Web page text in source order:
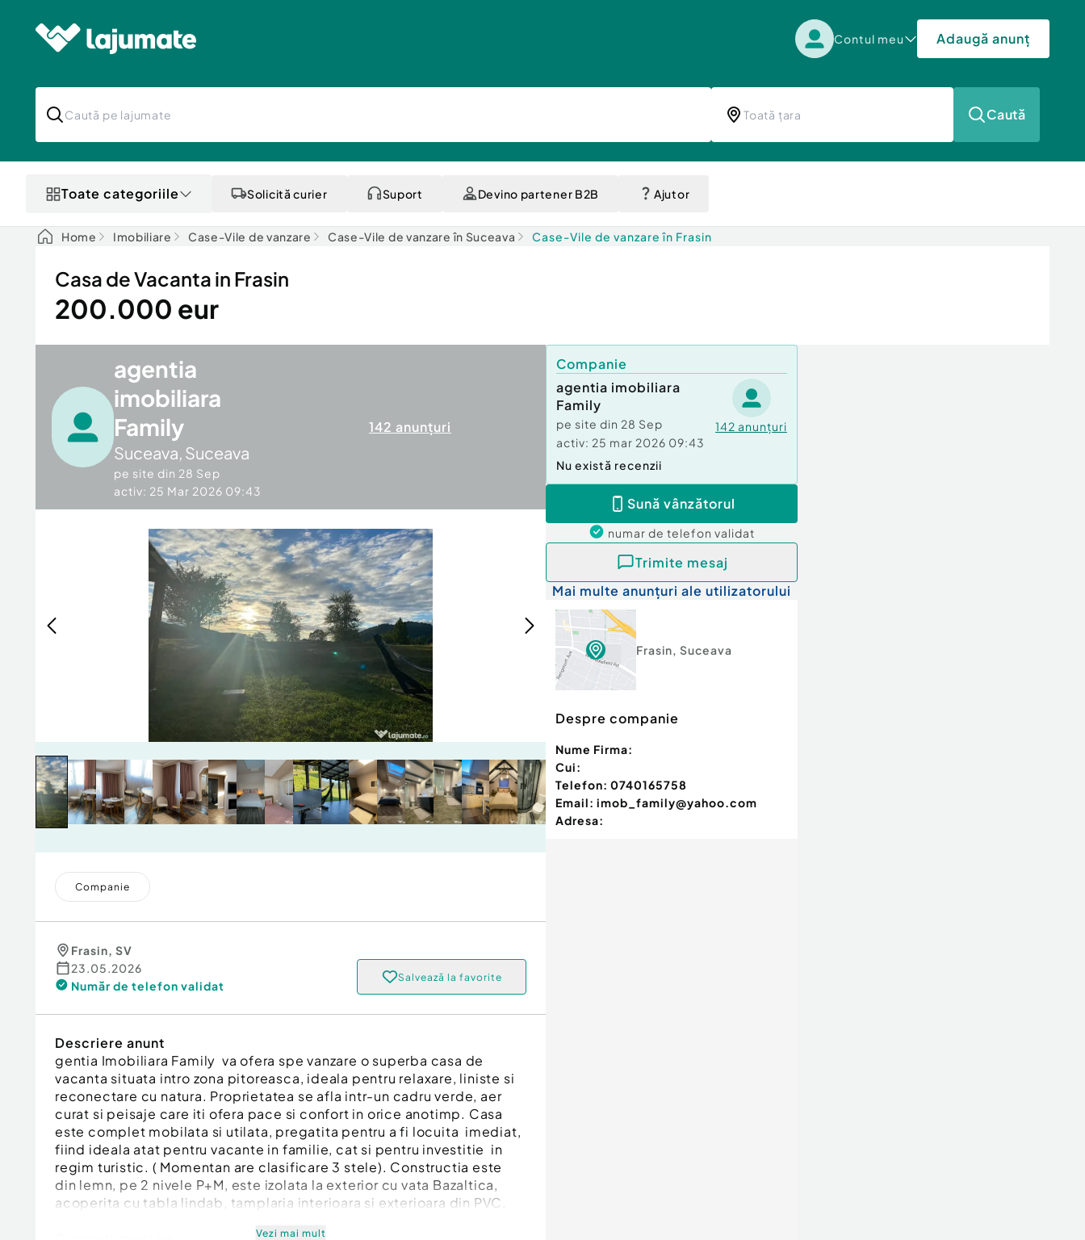
Contul meu Adaugă anunț
Caută
Toate categoriile Solicită curier Suport Devino partener B2B Ajutor
Home Imobiliare Case-Vile de vanzare Case-Vile de vanzare în Suceava Case-Vile de vanzare în Frasin
Casa de Vacanta in Frasin
200.000 eur
agentia
imobiliara
Family
Suceava, Suceava
pe site din 28 Sep
activ: 25 Mar 2026 09:43
142 anunțuri
Companie
Frasin, SV
23.05.2026
Număr de telefon validat
Salvează la favorite
Descriere anunt
gentia Imobiliara Family va ofera spe vanzare o superba casa de
vacanta situata intro zona pitoreasca, ideala pentru relaxare, liniste si
reconectare cu natura. Proprietatea se afla intr-un cadru verde, aer
curat si peisaje care iti ofera pace si confort in orice anotimp. Casa
este complet mobilata si utilata, pregatita pentru a fi locuita imediat,
fiind ideala atat pentru vacante in familie, cat si pentru investitie in
regim turistic. ( Momentan are clasificare 3 stele). Constructia este
din lemn, pe 2 nivele P+M, este izolata la exterior cu vata Bazaltica,
acoperita cu tabla lindab, tamplaria interioara si exterioara din PVC.
Vezi mai mult
Companie
agentia imobiliara
Family
pe site din 28 Sep
activ: 25 mar 2026 09:43
142 anunțuri
Nu există recenzii
Sună vânzătorul
numar de telefon validat
Trimite mesaj
Mai multe anunțuri ale utilizatorului
Frasin, Suceava
Despre companie
Nume Firma:
Cui:
Telefon: 0740165758
Email: imob_family@yahoo.com
Adresa: